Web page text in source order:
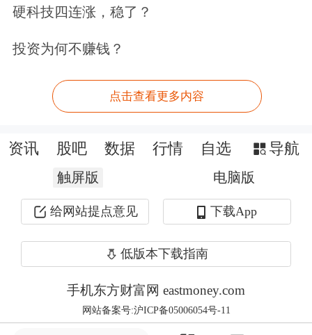
整合安全有序、基础资源有效利用、客
户体验平滑过渡、公司管理快速统一。
此外，合并后公司控股股东和实际控制
人均保持不变，并将根据相关法律法规
以及公司章程规定，选举组成新一届董
事会；将基于两家公司组织架构及管理
制度，结合未来发展战略，参照境内外
最佳实践，强化“以客户为中心”的战略
导向，优化母公司架构设置、明确职责
边界，增强组织效能、提升管理效率，
确保业务与客户平稳衔接；将对子公司
硬科技四连涨，稳了？
投资为何不赚钱？
点击查看更多内容
资讯 股吧 数据 行情 自选 导航
触屏版 电脑版
给网站提点意见 下载App
低版本下载指南
手机东方财富网 eastmoney.com
网站备案号:沪ICP备05006054号-11